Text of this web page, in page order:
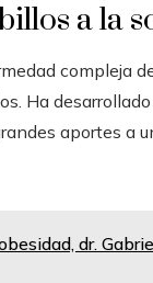
a la
compleja
Ha
aportes a
dr.